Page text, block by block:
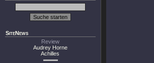
SiteNews
Review
Audrey Horne
Achilles